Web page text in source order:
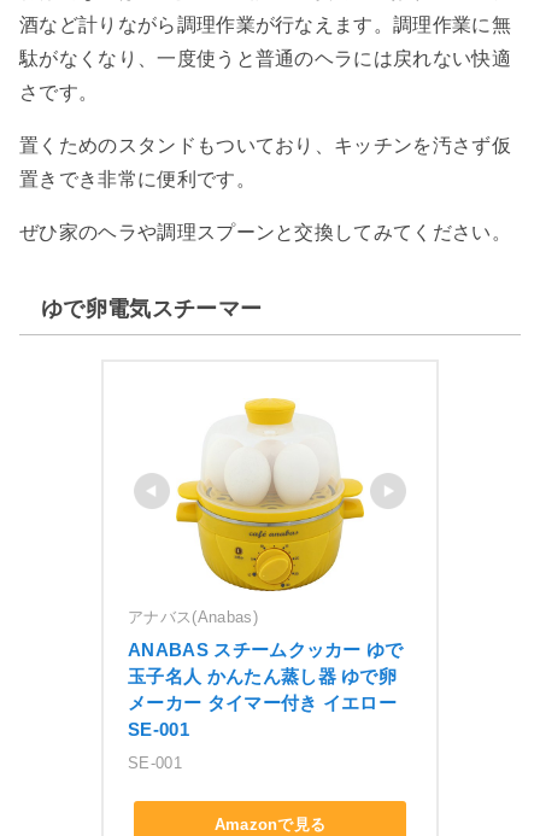
酒など計りながら調理作業が行なえます。調理作業に無
駄がなくなり、一度使うと普通のヘラには戻れない快適
さです。
置くためのスタンドもついており、キッチンを汚さず仮
置きでき非常に便利です。
ぜひ家のヘラや調理スプーンと交換してみてください。
ゆで卵電気スチーマー
アナバス(Anabas)
ANABAS スチームクッカー ゆで
玉子名人 かんたん蒸し器 ゆで卵
メーカー タイマー付き イエロー
SE-001
SE-001
Amazonで見る